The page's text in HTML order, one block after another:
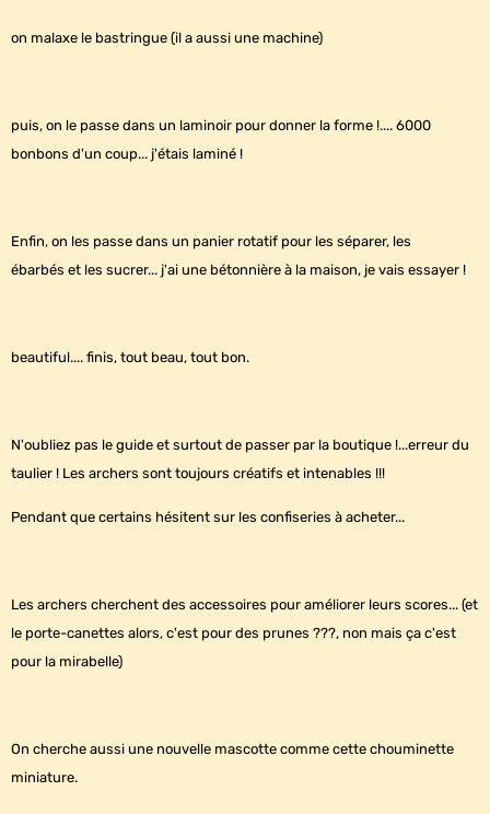
on malaxe le bastringue (il a aussi une machine)
puis, on le passe dans un laminoir pour donner la forme !.... 6000
bonbons d'un coup... j'étais laminé !
Enfin, on les passe dans un panier rotatif pour les séparer, les
ébarbés et les sucrer... j'ai une bétonnière à la maison, je vais essayer !
beautiful.... finis, tout beau, tout bon.
N'oubliez pas le guide et surtout de passer par la boutique !...erreur du
taulier ! Les archers sont toujours créatifs et intenables !!!
Pendant que certains hésitent sur les confiseries à acheter...
Les archers cherchent des accessoires pour améliorer leurs scores... (et
le porte-canettes alors, c'est pour des prunes ???, non mais ça c'est
pour la mirabelle)
On cherche aussi une nouvelle mascotte comme cette chouminette
miniature.